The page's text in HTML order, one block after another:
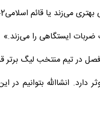
یا قائم اسلامی2خواه گفت:
ایستگاهی را می‌زند.»
در تیم منتخب لیگ برتر
انشاالله بتوانیم